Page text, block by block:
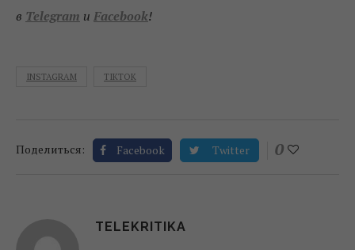
в Telegram и Facebook!
INSTAGRAM TIKTOK
Поделиться: Facebook Twitter 0
TELEKRITIKA